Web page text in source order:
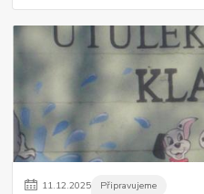
11.12.2025 Připravujeme